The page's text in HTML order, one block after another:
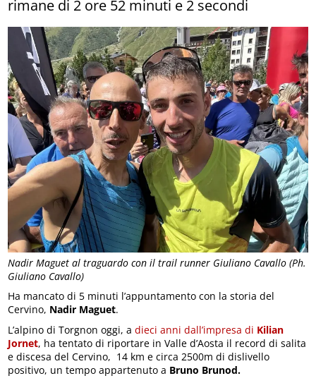
Nadir Maguet al traguardo con il trail runner Giuliano Cavallo (Ph.
Giuliano Cavallo)
rimane di 2 ore 52 minuti e 2 secondi
Ha mancato di 5 minuti l’appuntamento con la storia del
Cervino, Nadir Maguet.
L’alpino di Torgnon oggi, adieci anni dall’impresa di Kilian
Jornet, ha tentato di riportare in Valle d’Aosta il record di salita
e discesa del Cervino, 14 km e circa 2500m di dislivello
positivo, un tempo appartenuto a Bruno Brunod.